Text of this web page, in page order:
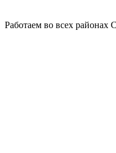
Работаем во всех районах